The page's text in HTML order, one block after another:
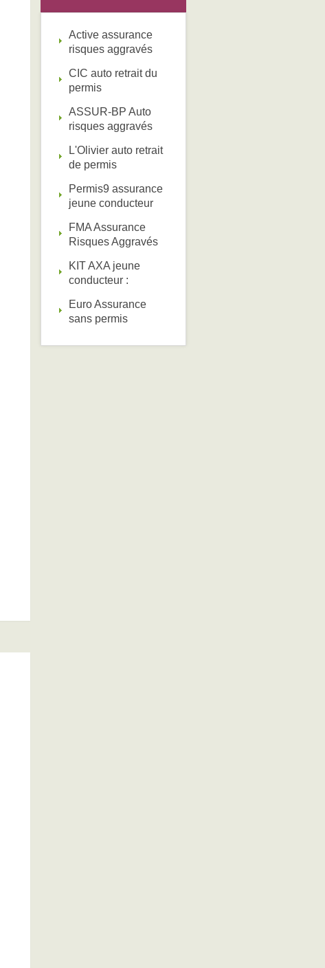
Active assurance
risques aggravés
CIC auto retrait du
permis
ASSUR-BP Auto
risques aggravés
L'Olivier auto retrait
de permis
Permis9 assurance
jeune conducteur
FMA Assurance
Risques Aggravés
KIT AXA jeune
conducteur :
Euro Assurance
sans permis